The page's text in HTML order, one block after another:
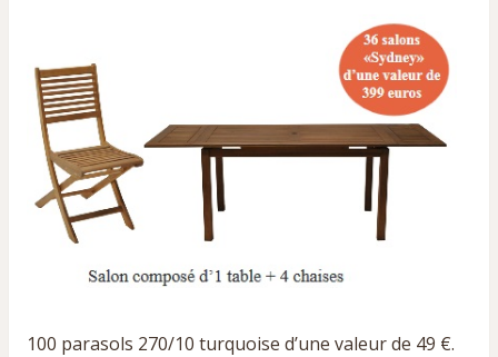
100 parasols 270/10 turquoise d’une valeur de 49 €.